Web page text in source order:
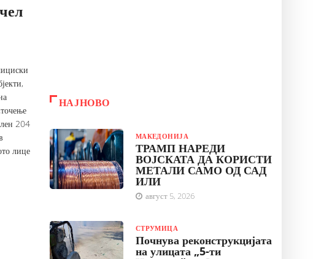
204
лице
НАЈНОВО
МАКЕДОНИЈА
ТРАМП НАРЕДИ
ВОЈСКАТА ДА КОРИСТИ
МЕТАЛИ САМО ОД САД
ИЛИ
август 5, 2026
СТРУМИЦА
Почнува реконструкцијата
на улицата „5-ти